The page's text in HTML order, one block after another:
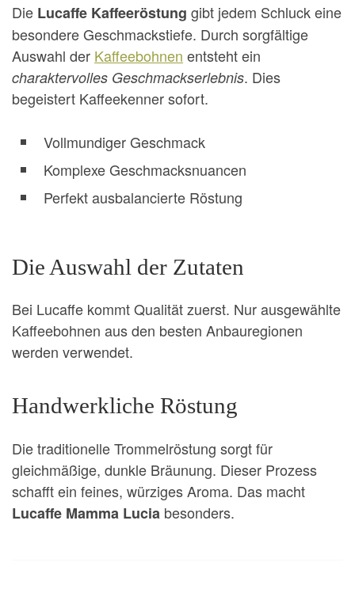
Die Lucaffe Kaffeeröstung gibt jedem Schluck eine
besondere Geschmackstiefe. Durch sorgfältige
Auswahl der Kaffeebohnen entsteht ein
charaktervolles Geschmackserlebnis. Dies
begeistert Kaffeekenner sofort.
Vollmundiger Geschmack
Komplexe Geschmacksnuancen
Perfekt ausbalancierte Röstung
Die Auswahl der Zutaten
Bei Lucaffe kommt Qualität zuerst. Nur ausgewählte
Kaffeebohnen aus den besten Anbauregionen
werden verwendet.
Handwerkliche Röstung
Die traditionelle Trommelröstung sorgt für
gleichmäßige, dunkle Bräunung. Dieser Prozess
schafft ein feines, würziges Aroma. Das macht
Lucaffe Mamma Lucia besonders.